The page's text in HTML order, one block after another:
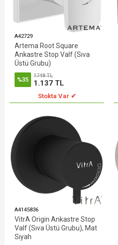
A42729
Artema Root Square
Ankastre Stop Valf (Sıva
Üstü Grubu)
%35
1748 TL
1.137 TL
Stokta Var ✔
A4145836
VitrA Origin Ankastre Stop
Valf (Sıva Üstü Grubu), Mat
Siyah